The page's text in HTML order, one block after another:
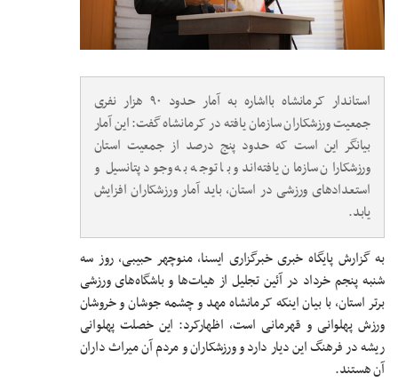
استاندار کرمانشاه بااشاره به آمار حدود ۹۰ هزار نفری
جمعیت ورزشکاران سازمان یافته در کرمانشاه گفت: این آمار
بیانگر این است که حدود پنج درصد از جمعیت استان
ورزشکاران سازمان یافته‌اندو با توجه به وجود پتانسیل‌ و
استعدادهای ورزشی در استان، باید آمار ورزشکاران افزایش
یابد.
به گزارش پایگاه خبری خبرگزاری ایسنا، منوچهر حبیبی، روز سه
شنبه پنجم خرداد در آئین تجلیل از هیات‌ها و باشگاه‌های ورزشی
برتر استان، با بیان اینکه کرمانشاه مهد و چشمه جوشان و خروشان
ورزش پهلوانی و قهرمانی است، اظهارکرد: این خصلت پهلوانی
ریشه در فرهنگ این دیار دارد و ورزشکاران و مردم آن میراث داران
آن هستند.